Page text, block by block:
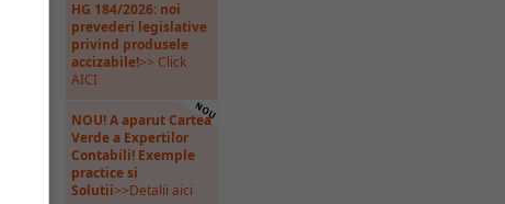
HG 184/2026: noi
prevederi legislative
privind produsele
accizabile!>> Click
AICI
NOU! A aparut Cartea
Verde a Expertilor
Contabili! Exemple
practice si
Solutii>>Detalii aici